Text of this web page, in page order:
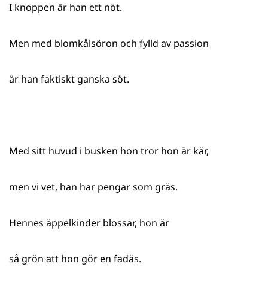
I knoppen är han ett nöt.
Men med blomkålsöron och fylld av passion
är han faktiskt ganska söt.
Med sitt huvud i busken hon tror hon är kär,
men vi vet, han har pengar som gräs.
Hennes äppelkinder blossar, hon är
så grön att hon gör en fadäs.